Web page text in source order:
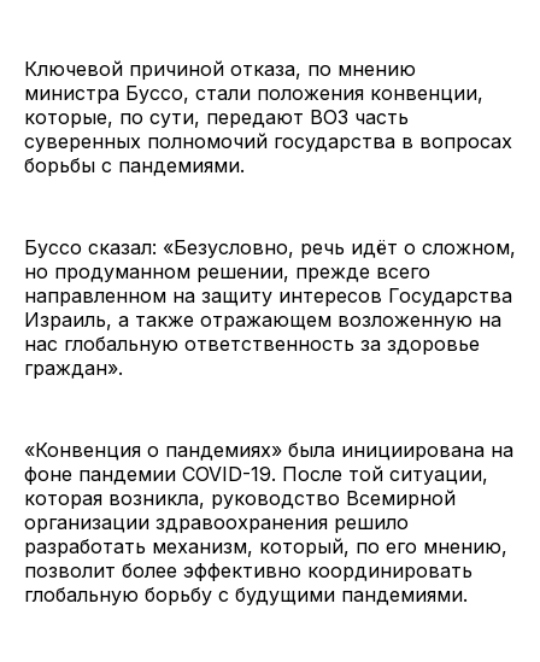
Ключевой причиной отказа, по мнению
министра Буссо, стали положения конвенции,
которые, по сути, передают ВОЗ часть
суверенных полномочий государства в вопросах
борьбы с пандемиями.
Буссо сказал: «Безусловно, речь идёт о сложном,
но продуманном решении, прежде всего
направленном на защиту интересов Государства
Израиль, а также отражающем возложенную на
нас глобальную ответственность за здоровье
граждан».
«Конвенция о пандемиях» была инициирована на
фоне пандемии COVID-19. После той ситуации,
которая возникла, руководство Всемирной
организации здравоохранения решило
разработать механизм, который, по его мнению,
позволит более эффективно координировать
глобальную борьбу с будущими пандемиями.